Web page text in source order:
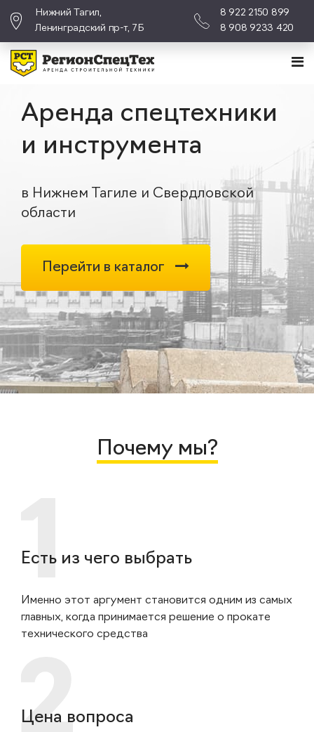
Нижний Тагил,
Ленинградский пр-т, 7Б
8 922 2150 899
8 908 9233 420
Аренда спецтехники
и инструмента
в Нижнем Тагиле и Свердловской
области
Перейти в каталог
Почему мы?
Есть из чего выбрать
Именно этот аргумент становится одним из самых
главных, когда принимается решение о прокате
технического средства
Цена вопроса